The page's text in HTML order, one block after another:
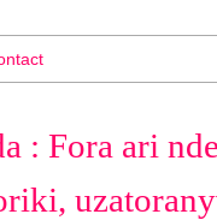
: Fora ari